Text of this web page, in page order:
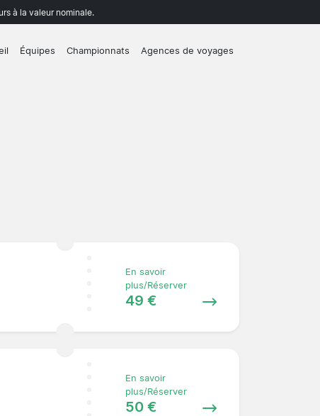
à la valeur nominale.
Équipes Championnats Agences de voyages
En savoir
plus/Réserver
49 €
En savoir
plus/Réserver
50 €